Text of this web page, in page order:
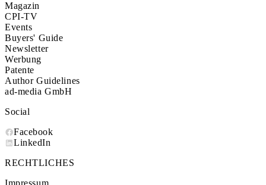
Magazin
CPI-TV
Events
Buyers' Guide
Newsletter
Werbung
Patente
Author Guidelines
ad-media GmbH
Social
Facebook
LinkedIn
RECHTLICHES
Impressum